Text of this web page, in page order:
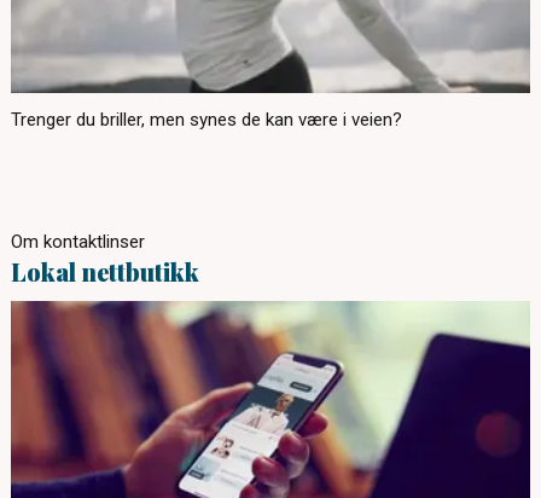
Trenger du briller, men synes de kan være i veien?
Om kontaktlinser
Lokal nettbutikk